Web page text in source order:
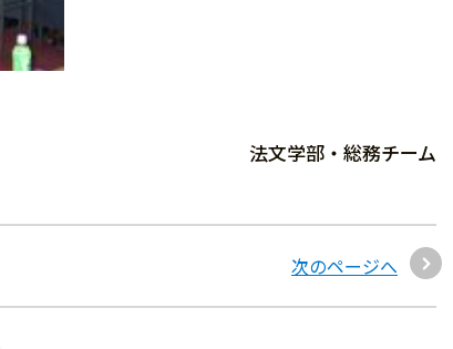
法文学部・総務チーム
次のページへ